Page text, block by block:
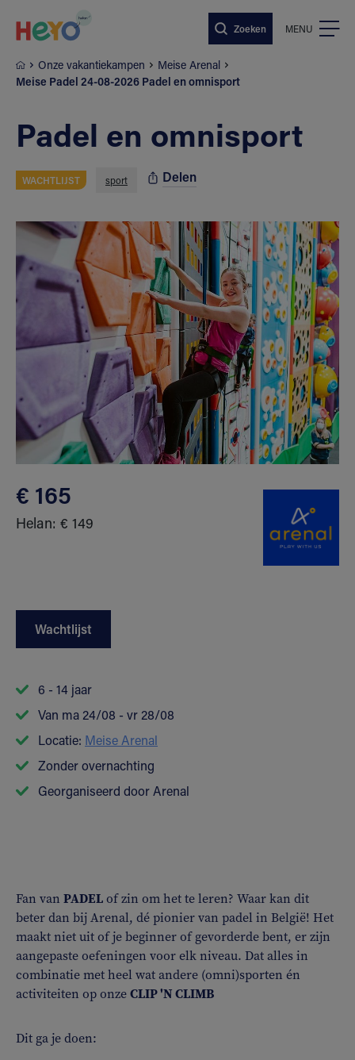
Zoeken MENU
Onze vakantiekampen
Meise Arenal
Meise Padel 24-08-2026 Padel en omnisport
Padel en omnisport
WACHTLIJST sport Delen
€ 165
Helan: € 149
Wachtlijst
6 - 14 jaar
Van ma 24/08 - vr 28/08
Locatie: Meise Arenal
Zonder overnachting
Georganiseerd door Arenal
Fan van PADELof zin om het te leren? Waar kan dit
beter dan bij Arenal, dé pionier van padel in België! Het
maakt niet uit of je beginner of gevorderde bent, er zijn
aangepaste oefeningen voor elk niveau. Dat alles in
combinatie met heel wat andere (omni)sporten én
activiteiten op onzeCLIP 'N CLIMB
Dit ga je doen: